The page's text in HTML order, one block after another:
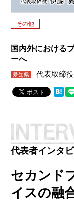
その他
国内外における
ーへ
愛知県 代表取締
代表者インタ
セカンド
イスの融